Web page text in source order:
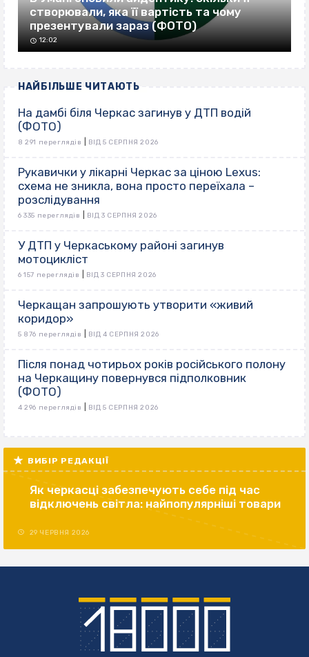
створювали, яка її вартість та чому
презентували зараз (ФОТО)
12:02
НАЙБІЛЬШЕ ЧИТАЮТЬ
На дамбі біля Черкас загинув у ДТП водій
(ФОТО)
8 291 переглядів ВІД 5 СЕРПНЯ 2026
Рукавички у лікарні Черкас за ціною Lexus:
схема не зникла, вона просто переїхала –
розслідування
6 335 переглядів ВІД 3 СЕРПНЯ 2026
У ДТП у Черкаському районі загинув
мотоцикліст
6 157 переглядів ВІД 3 СЕРПНЯ 2026
Черкащан запрошують утворити «живий
коридор»
5 876 переглядів ВІД 4 СЕРПНЯ 2026
Після понад чотирьох років російського полону
на Черкащину повернувся підполковник
(ФОТО)
4 296 переглядів ВІД 5 СЕРПНЯ 2026
ВИБІР РЕДАКЦІЇ
Як черкасці забезпечують себе під час
відключень світла: найпопулярніші товари
29 ЧЕРВНЯ 2026